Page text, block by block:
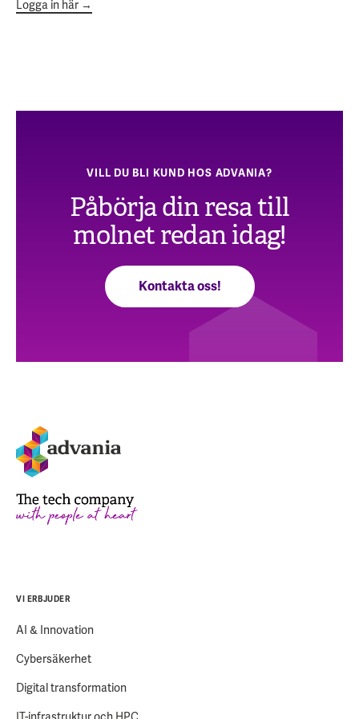
Logga in här →
VILL DU BLI KUND HOS ADVANIA?
Påbörja din resa till
molnet redan idag!
Kontakta oss!
VI ERBJUDER
AI & Innovation
Cybersäkerhet
Digital transformation